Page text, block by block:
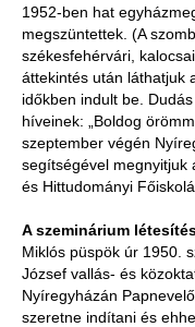
1952-ben hat
megszüntettek. (A
székesfehérvári,
áttekintés után láthatjuk
időkben indult be.
híveinek: „Boldog
szeptember végén
segítségével megnyitjuk
és Hittudományi
A szeminárium
Miklós püspök úr 1950.
József vallás- és
Nyíregyházán
szeretne indítani és